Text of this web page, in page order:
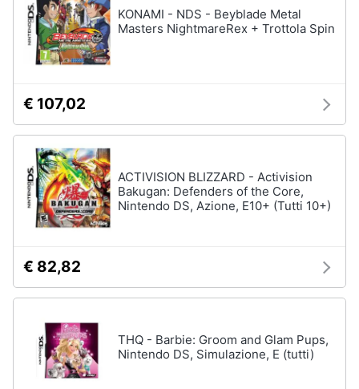
Salute
e
igiene
Beauty
Giocattoli
Prima
infanzia
Casalinghi
Abbigliamento
Sport
KONAMI - NDS - Beyblade Metal
Masters NightmareRex + Trottola Spin
€ 107,02
ACTIVISION BLIZZARD - Activision
Bakugan: Defenders of the Core,
Nintendo DS, Azione, E10+ (Tutti 10+)
€ 82,82
THQ - Barbie: Groom and Glam Pups,
Nintendo DS, Simulazione, E (tutti)